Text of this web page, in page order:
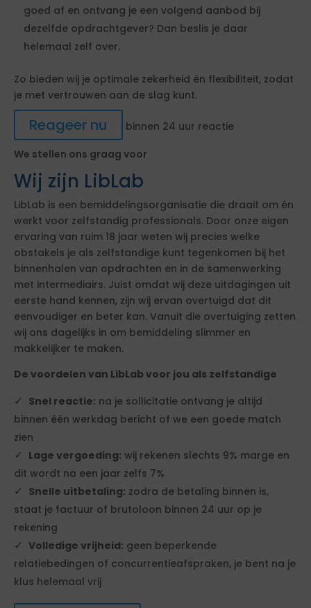
goed af en ontvang je een volgend aanbod bij
dezelfde opdrachtgever? Dan beslis je daar
helemaal zelf over.
Zo bieden wij je optimale zekerheid én flexibiliteit, zodat
je met vertrouwen aan de slag kunt.
Reageer nu
binnen 24 uur reactie
We stellen ons graag voor
Wij zijn LibLab
LibLab is een bemiddelingsorganisatie die draait om én
werkt voor zelfstandig professionals. Door onze eigen
ervaring van ruim 18 jaar weten wij precies welke
obstakels je als zelfstandige kunt tegenkomen bij het
binnenhalen van opdrachten en in de samenwerking
met intermediairs. Juist omdat wij deze uitdagingen uit
eerste hand kennen, zijn wij ervan overtuigd dat dit
eenvoudiger en beter kan. Vanuit die overtuiging zetten
wij ons dagelijks in om bemiddeling slimmer en
makkelijker te maken.
De voordelen van LibLab voor jou als zelfstandige
Snel reactie: na je sollicitatie ontvang je altijd
binnen één werkdag bericht of we een goede match
zien
Lage vergoeding: wij rekenen slechts 9% marge en
dit wordt na een jaar zelfs 7%
Snelle uitbetaling: zodra de betaling binnen is,
staat je factuur of brutoloon binnen 24 uur op je
rekening
Volledige vrijheid: geen beperkende
relatiebedingen of concurrentieafspraken, je bent na je
klus helemaal vrij